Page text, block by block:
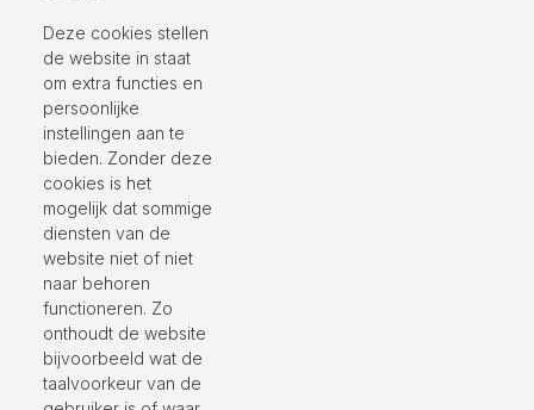
Deze cookies stellen
de website in staat
om extra functies en
persoonlijke
instellingen aan te
bieden. Zonder deze
cookies is het
mogelijk dat sommige
diensten van de
website niet of niet
naar behoren
functioneren. Zo
onthoudt de website
bijvoorbeeld wat de
taalvoorkeur van de